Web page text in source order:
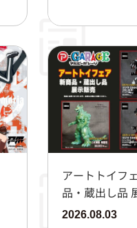
アートトイフ
品・蔵出し品
2026.08.03